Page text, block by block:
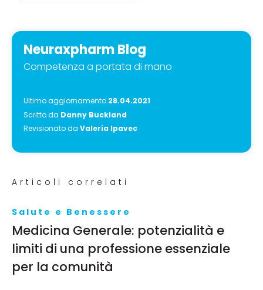
Neuraxpharm Blog
Competenza a portata di mano
Ultimo aggiornamento 28.04.2021
Scritto da Danny Buckland
Revisionato da Valeria Ipavec
Articoli correlati
Salute e Benessere
Medicina Generale: potenzialità e
limiti di una professione essenziale
per la comunità